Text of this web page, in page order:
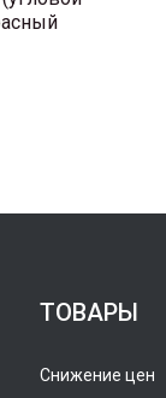
ТОВАРЫ
Снижение цен